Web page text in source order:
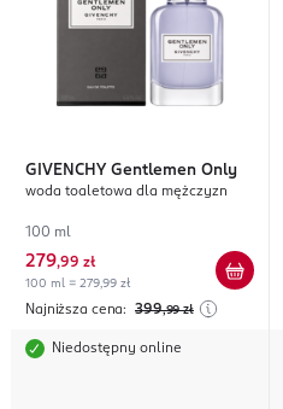
GIVENCHY Gentlemen Only
woda toaletowa dla mężczyzn
100 ml
279,99 zł
100 ml = 279,99 zł
Najniższa cena: 399,99 zł
Niedostępny online